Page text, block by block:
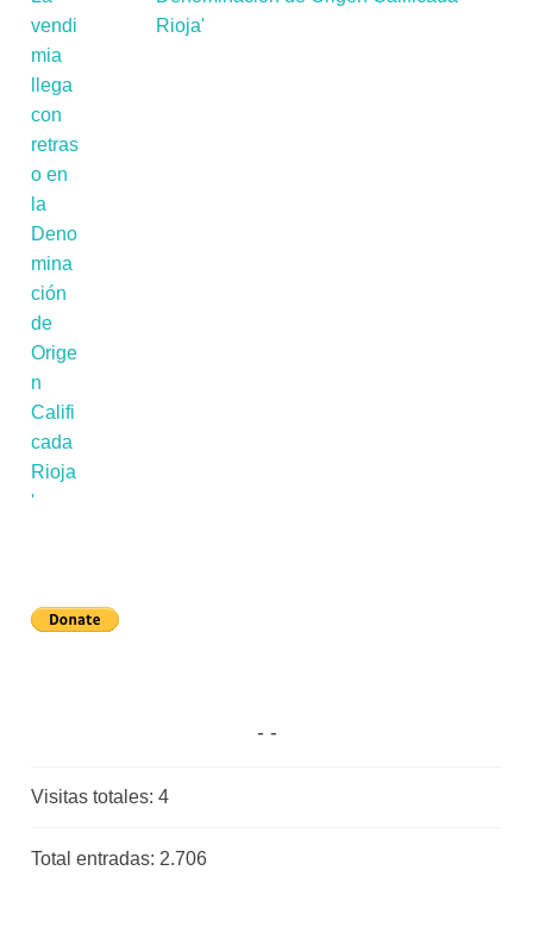
Rioja'
Visitas totales:4
Total entradas: 2.706